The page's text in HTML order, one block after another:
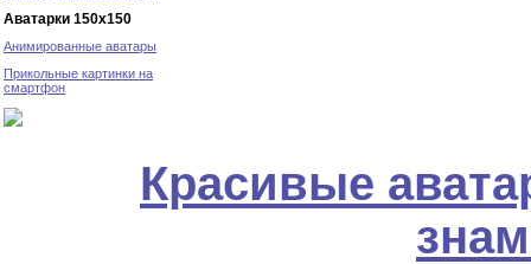
Аватарки 150х150
Анимированные аватары
Прикольные картинки на
смартфон
Красивые